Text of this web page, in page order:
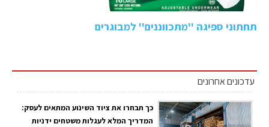
תחתוני ספיגה ''מתכווננים'' למבוגרים
עדכונים אחרונים
כך תבחרו את ציוד השינוע המתאים לעסק:
המדריך המלא לעגלות משטחים ידניות